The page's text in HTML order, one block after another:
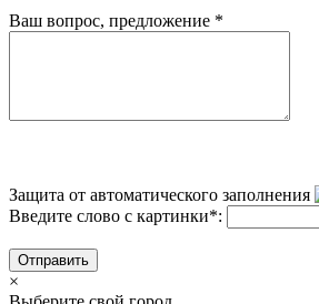
Ваш вопрос, предложение *
Защита от автоматического заполнения
Введите слово с картинки*:
Отправить
×